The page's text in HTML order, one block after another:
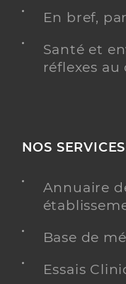
En bref,
Santé et
réflexes
NOS SERVICES
Annuaire
Base de
Essais